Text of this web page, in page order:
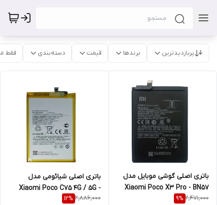
پربازدیدترین برندها قیمت دسته‌بندی فقط
باتری اصلی گوشی موبایل مدل
Xiaomi Poco X3 Pro - BN57
2,471,000
9%
باتری اصلی شیائومی مدل
Xiaomi Poco C75 4G / 5G -
BN5X
2,886,000
12%